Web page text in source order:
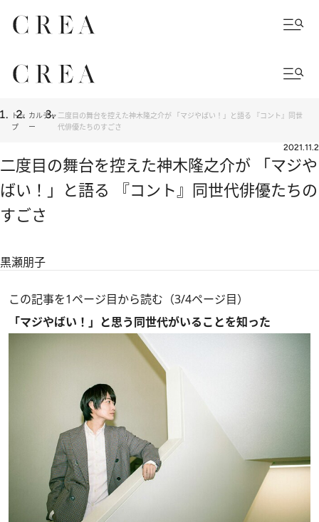
トッ
プ
カルチャ
ー
二度目の舞台を控えた神木隆之介が 「マジやばい！」と語る 『コント』同世
代俳優たちのすごさ
2021.11.2
二度目の舞台を控えた神木隆之介が 「マジや
ばい！」と語る 『コント』同世代俳優たちの
すごさ
黒瀬朋子
この記事を1ページ目から読む（3/4ページ目）
「マジやばい！」と思う同世代がいることを知った